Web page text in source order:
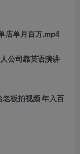
店单月百万.mp4
公司靠英语演讲
板拍视频 年入百